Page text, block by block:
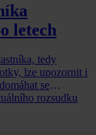
letech
tedy
lze upozornit i
se
rozsudku